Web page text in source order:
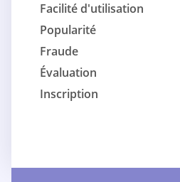
Facilité d'utilisation
Popularité
Fraude
Évaluation
Inscription